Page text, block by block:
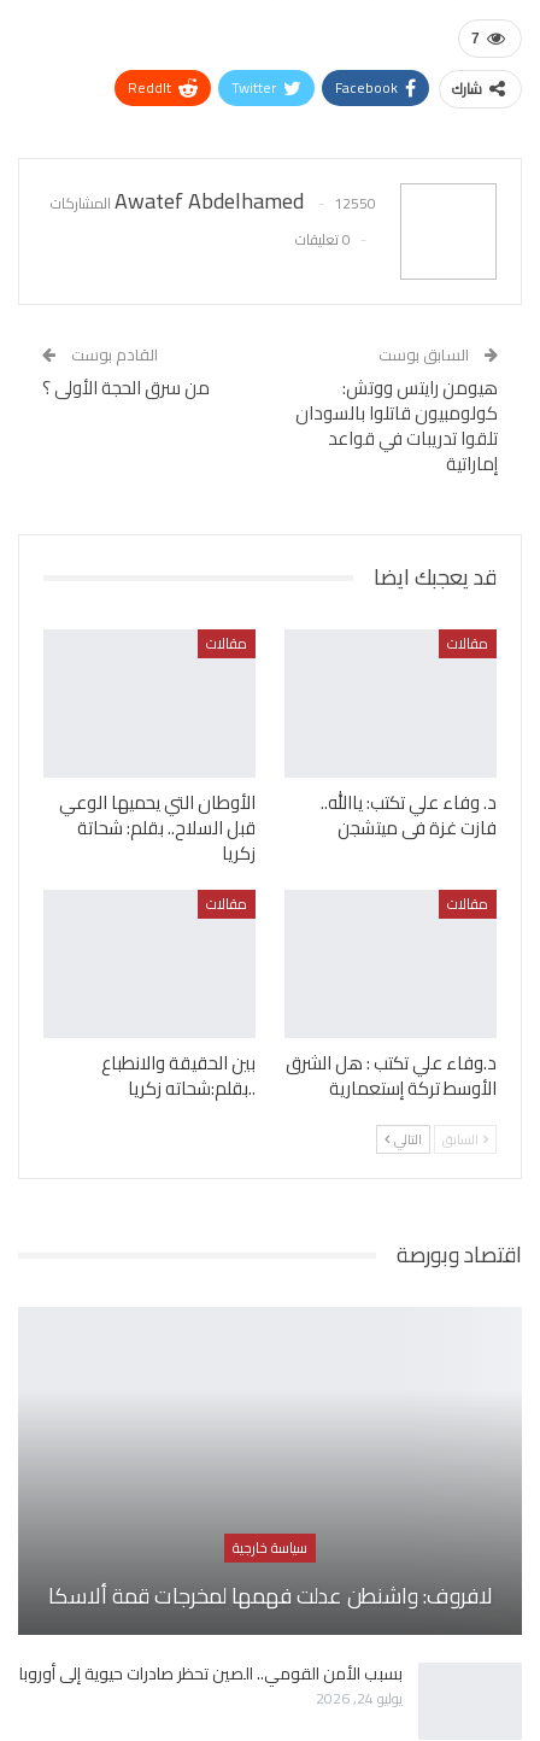
7
شارك Facebook
Twitter
ReddIt
Awatef Abdelhamed
12550 المشاركات
0 تعليقات
السابق بوست
هيومن رايتس ووتش:
كولومبيون قاتلوا بالسودان
تلقوا تدريبات في قواعد
إماراتية
القادم بوست
من سرق الحجة الأولى ؟
قد يعجبك ايضا
مقالات
د. وفاء علي تكتب: ياالله..
فازت غزة فى ميتشجن
مقالات
الأوطان التي يحميها الوعي
قبل السلاح.. بقلم: شحاتة
زكريا
مقالات
د.وفاء علي تكتب : هل الشرق
الأوسط تركة إستعمارية
مقالات
بين الحقيقة والانطباع
..بقلم:شحاته زكريا
السابق التالي
اقتصاد وبورصة
سياسة خارجية
لافروف: واشنطن عدلت فهمها لمخرجات قمة ألاسكا
بسبب الأمن القومي.. الصين تحظر صادرات حيوية إلى أوروبا
يوليو 24, 2026